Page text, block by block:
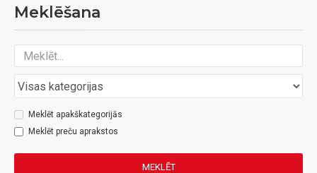
Meklēšana
Meklēt apakškategorijās
Meklēt preču aprakstos
MEKLĒT